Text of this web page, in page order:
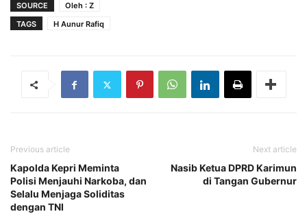
SOURCE
Oleh : Z
TAGS
H Aunur Rafiq
Previous article
Kapolda Kepri Meminta
Polisi Menjauhi Narkoba, dan
Selalu Menjaga Soliditas
dengan TNI
Next article
Nasib Ketua DPRD Karimun
di Tangan Gubernur